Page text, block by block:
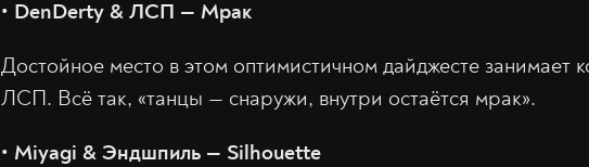
• DenDerty & ЛСП — Мрак
Достойное место в этом оптимистичном дайджесте занимает
ЛСП. Всё так, «танцы — снаружи, внутри остаётся мрак».
•‎ Miyagi & Эндшпиль — Silhouette